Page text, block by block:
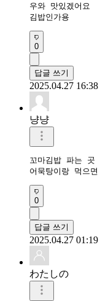
우와 맛있겠어요
김밥인가용
0
답글 쓰기
2025.04.27 16:38
냥냥
꼬마김밥 파는 곳
어묵탕이랑 먹으
0
답글 쓰기
2025.04.27 01:19
わたしの